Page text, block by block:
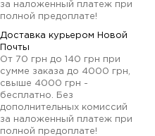
за наложенный платеж при
полной предоплате!
Доставка курьером Новой
Почты
От 70 грн до 140 грн при
сумме заказа до 4000 грн,
свыше 4000 грн -
бесплатно. Без
дополнительных комиссий
за наложенный платеж при
полной предоплате!